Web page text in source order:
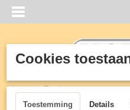
Inloggen Registreren
Cookies
Toestemming Details